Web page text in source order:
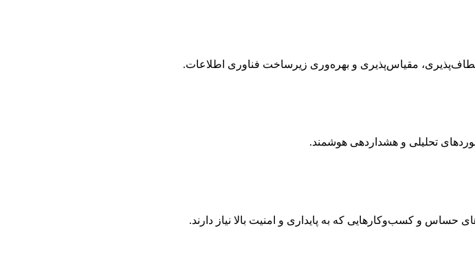
مقیاس‌پذیری و بهره‌وری زیرساخت فناوری اطلاعات.
و کسب‌وکارهایی که به پایداری و امنیت بالا نیاز دارند.